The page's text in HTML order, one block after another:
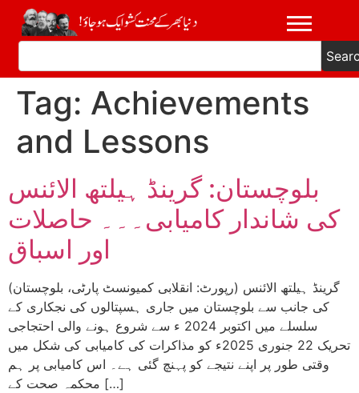
Tag: Achievements
and Lessons
بلوچستان: گرینڈ ہیلتھ الائنس
کی شاندار کامیابی۔۔۔ حاصلات
اور اسباق
(رپورٹ: انقلابی کمیونسٹ پارٹی، بلوچستان) گرینڈ ہیلتھ الائنس
کی جانب سے بلوچستان میں جاری ہسپتالوں کی نجکاری کے
سلسلے میں اکتوبر 2024 ء سے شروع ہونے والی احتجاجی
تحریک 22 جنوری 2025ء کو مذاکرات کی کامیابی کی شکل میں
وقتی طور پر اپنے نتیجے کو پہنچ گئی ہے۔ اس کامیابی پر ہم
محکمہ صحت کے […]